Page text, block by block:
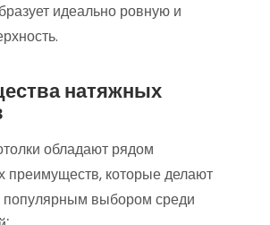
идеально ровную и
натяжных
обладают рядом
преимуществ‚ которые делают
популярным выбором среди